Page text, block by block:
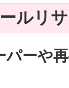
ルリ
ーや